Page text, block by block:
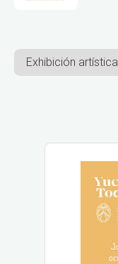
Exhibición artística